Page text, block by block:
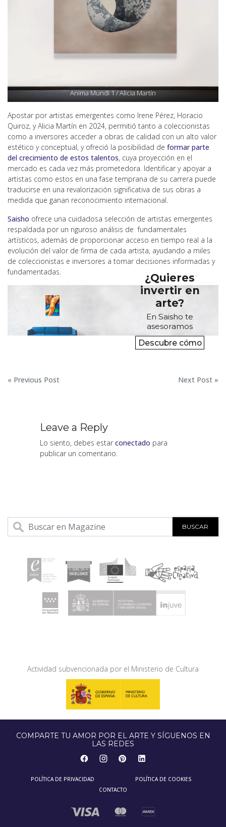
Anima Mundi 1 / Alicia Martín
Apostar por artistas emergentes como Irene Pérez, Horacio
Quiroz, y Alicia Martín en 2024, permitió tanto a coleccionistas
como a inversores acceder a obras de calidad con un alto valor
estético y conceptual, y ofreció la posibilidad de formar parte
del crecimiento de estos talentos, cuya proyección en el
mercado es cada vez más prometedora. Identificar y apoyar a
artistas como estos en una fase temprana de su carrera puede
traducirse en una revalorización significativa de sus obras a
medida que ganan reconocimiento internacional.
Saisho ofrece una cuidadosa selección de artistas emergentes
respaldada por un riguroso análisis de fundamentales
artísticos, además de proporcionar acceso en tiempo real a la
evolución del valor de firma de cada artista, ayudando a miles
de coleccionistas e inversores a tomar decisiones informadas y
fundamentadas.
¿Quieres
invertir en
arte?
En Saisho te
asesoramos
Descubre cómo
Navegación
entradas
« Previous Post Next Post »
Leave a Reply
Lo siento, debes estar conectado para
publicar un comentario.
BUSCAR
Actividad subvencionada por el Ministerio de Cultura
COMPARTE TU AMOR POR EL ARTE Y SÍGUENOS EN
LAS REDES
POLÍTICA DE PRIVACIDAD
POLÍTICA DE COOKIES
CONTACTO